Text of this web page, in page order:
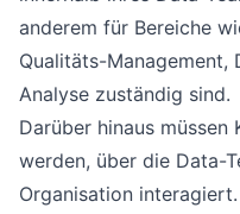
anderem für Bereiche
Qualitäts-Management,
Analyse zuständig sind.
Darüber hinaus
werden, über die Data-
Organisation